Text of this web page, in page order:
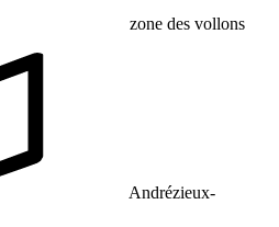
zone des vollons
Andrézieux-